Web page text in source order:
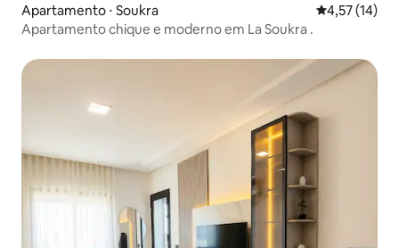
Apartamento ⋅ Soukra 4,57 de uma
4,57 (14)
Apartamento chique e moderno em La Soukra .